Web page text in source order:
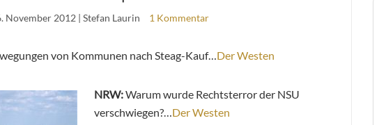
November 2012| Stefan Laurin 1 Kommentar
von Kommunen nach Steag-Kauf… Der Westen
NRW:Warum wurde Rechtsterror der NSU
verschwiegen?… Der Westen